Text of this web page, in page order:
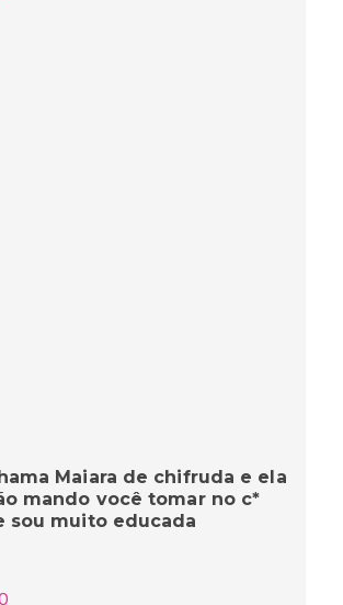
Maiara de chifruda e ela
mando você tomar no c*
sou muito educada